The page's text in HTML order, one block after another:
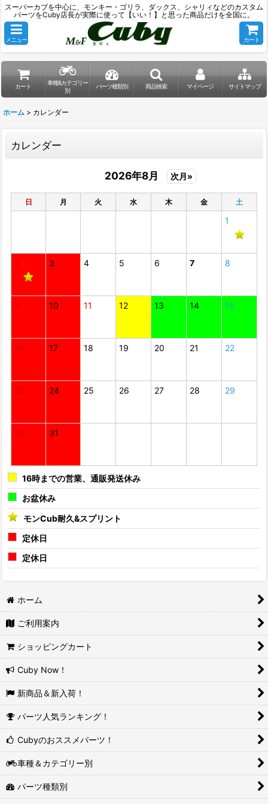
スーパーカブを中心に、モンキー・ゴリラ、ダックス、シャリィなどのカスタム
パーツをCuby店長が実際に使って【いい！】と思った商品だけを全国に。
メニュー カート
カート
車種&カテゴリー
別
パーツ種類別 商品検索 マイページ サイトマップ
ホーム > カレンダー
カレンダー
2026年8月 次月»
日 月 火 水 木 金 土
1
2 3 4 5 6 7 8
9 10 11 12 13 14 15
16 17 18 19 20 21 22
23 24 25 26 27 28 29
30 31
16時までの営業、通販発送休み
お盆休み
モンCub耐久&スプリント
定休日
定休日
ホーム
ご利用案内
ショッピングカート
Cuby Now！
新商品＆新入荷！
パーツ人気ランキング！
Cubyのおススメパーツ！
車種＆カテゴリー別
パーツ種類別